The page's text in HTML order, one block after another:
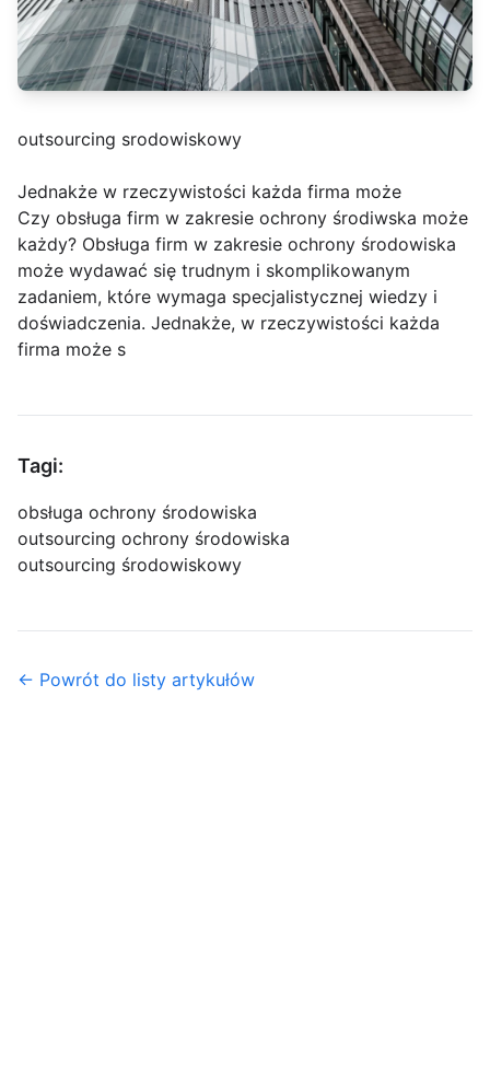
outsourcing srodowiskowy
Jednakże w rzeczywistości każda firma może
Czy obsługa firm w zakresie ochrony środiwska może
każdy? Obsługa firm w zakresie ochrony środowiska
może wydawać się trudnym i skomplikowanym
zadaniem, które wymaga specjalistycznej wiedzy i
doświadczenia. Jednakże, w rzeczywistości każda
firma może s
Tagi:
obsługa ochrony środowiska
outsourcing ochrony środowiska
outsourcing środowiskowy
← Powrót do listy artykułów